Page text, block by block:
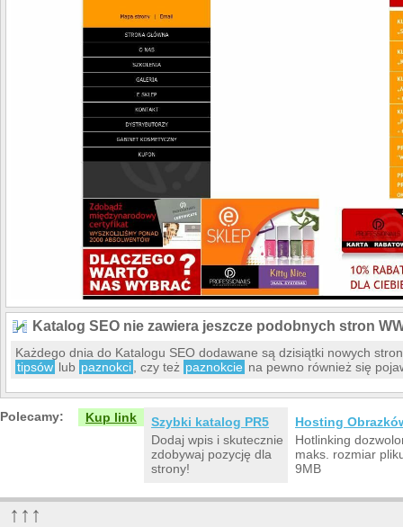
Katalog SEO nie zawiera jeszcze podobnych stron
Każdego dnia do Katalogu SEO dodawane są dzisiątki nowych
tipsów lub paznokci , czy też paznokcie na pewno również się
Polecamy: Kup link
Szybki katalog PR5
Dodaj wpis i skutecznie
zdobywaj pozycję dla
strony!
Hosting
Hotlinking
maks. rozmiar
9MB
↑↑↑